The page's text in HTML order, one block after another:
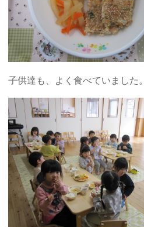
子供達も、よく食べていました。